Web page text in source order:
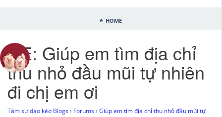
Home
RE: Giúp em tìm địa chỉ
thu nhỏ đầu mũi tự nhiên
đi chị em ơi
Tâm sự dao kéo Blogs › Forums › Giúp em tìm địa chỉ thu nhỏ đầu mũi tự